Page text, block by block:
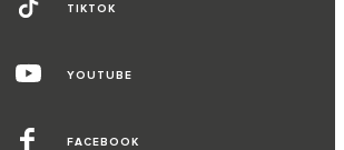
TIKTOK
YOUTUBE
FACEBOOK